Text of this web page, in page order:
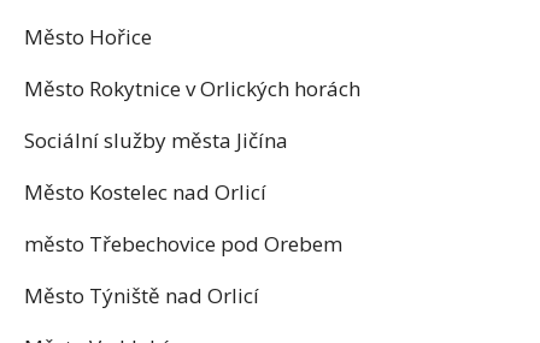
Město Hořice
Město Rokytnice v Orlických horách
Sociální služby města Jičína
Město Kostelec nad Orlicí
město Třebechovice pod Orebem
Město Týniště nad Orlicí